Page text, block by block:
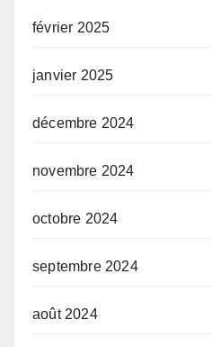
février 2025
janvier 2025
décembre 2024
novembre 2024
octobre 2024
septembre 2024
août 2024